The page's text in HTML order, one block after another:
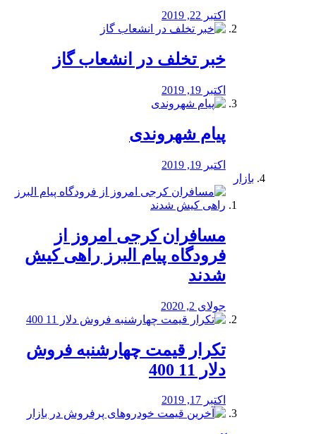
اکتبر 22, 2019
خبر تخلف در انشعاب گاز
اکتبر 19, 2019
پیام شهروندی
اکتبر 19, 2019
بازار
مسافران کرجی امروز از
فرودگاه پیام البرز راهی کیش
شدند
جولای 2, 2020
تکرار قیمت چهارشنبه فروش
دلار 11 400
اکتبر 17, 2019